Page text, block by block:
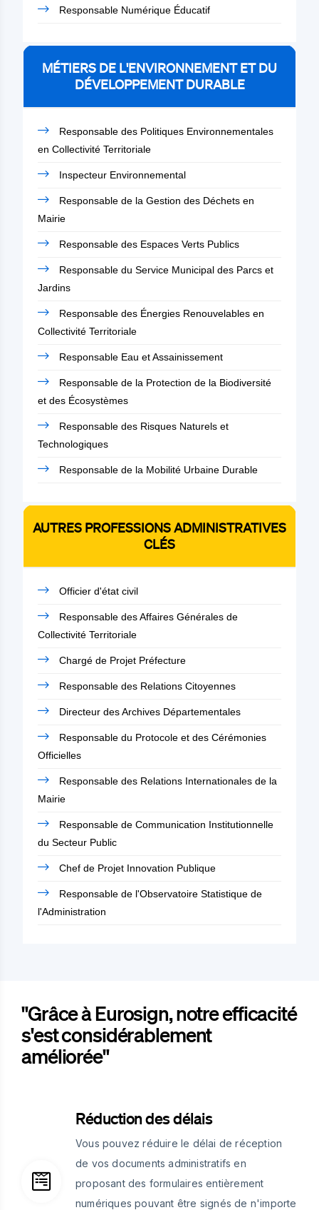
Responsable Numérique Éducatif
MÉTIERS DE L'ENVIRONNEMENT ET DU
DÉVELOPPEMENT DURABLE
Responsable des Politiques Environnementales
en Collectivité Territoriale
Inspecteur Environnemental
Responsable de la Gestion des Déchets en
Mairie
Responsable des Espaces Verts Publics
Responsable du Service Municipal des Parcs et
Jardins
Responsable des Énergies Renouvelables en
Collectivité Territoriale
Responsable Eau et Assainissement
Responsable de la Protection de la Biodiversité
et des Écosystèmes
Responsable des Risques Naturels et
Technologiques
Responsable de la Mobilité Urbaine Durable
AUTRES PROFESSIONS ADMINISTRATIVES
CLÉS
Officier d'état civil
Responsable des Affaires Générales de
Collectivité Territoriale
Chargé de Projet Préfecture
Responsable des Relations Citoyennes
Directeur des Archives Départementales
Responsable du Protocole et des Cérémonies
Officielles
Responsable des Relations Internationales de la
Mairie
Responsable de Communication Institutionnelle
du Secteur Public
Chef de Projet Innovation Publique
Responsable de l'Observatoire Statistique de
l'Administration
"Grâce à Eurosign, notre efficacité
s'est considérablement
améliorée"
Réduction des délais
Vous pouvez réduire le délai de réception
de vos documents administratifs en
proposant des formulaires entièrement
numériques pouvant être signés de n'importe